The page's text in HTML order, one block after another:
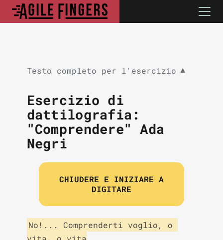
Testo completo per l'esercizio ▼
Esercizio di
dattilografia:
"Comprendere" Ada
Negri
CHIUDERE E INIZIARE A
DIGITARE
No!... Comprenderti voglio, o